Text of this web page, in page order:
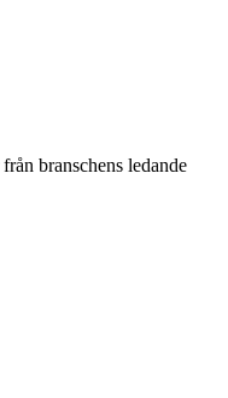
branschens ledande